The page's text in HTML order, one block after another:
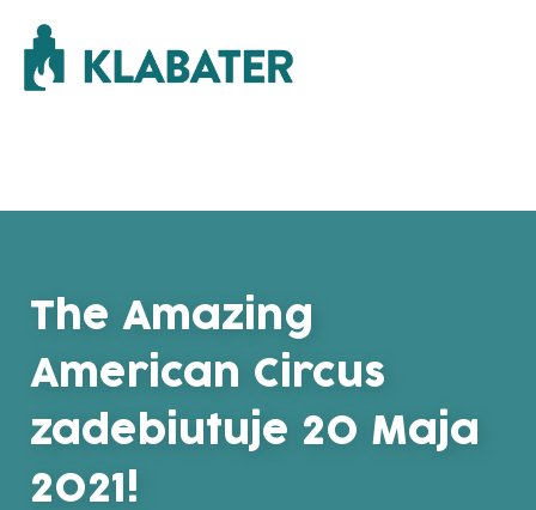
The Amazing
American Circus
zadebiutuje 20 Maja
2021!